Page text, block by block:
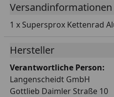
Versandinformationen
1 x Supersprox Kettenrad
Hersteller
Verantwortliche Person:
Langenscheidt GmbH
Gottlieb Daimler Straße 10